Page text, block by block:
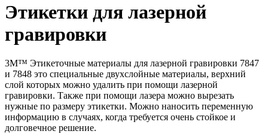
Этикетки для лазерной
гравировки
3М™ Этикеточные материалы для лазерной гравировки 7847
и 7848 это специальные двухслойные материалы, верхний
слой которых можно удалить при помощи лазерной
гравировки. Также при помощи лазера можно вырезать
нужные по размеру этикетки. Можно наносить переменную
информацию в случаях, когда требуется очень стойкое и
долговечное решение.